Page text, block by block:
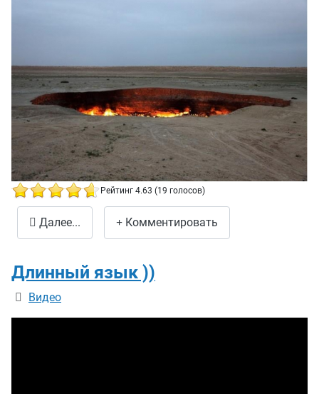
Рейтинг 4.63 (19 голосов)
Далее... Комментировать
Длинный язык ))
Информация о материале
Видео